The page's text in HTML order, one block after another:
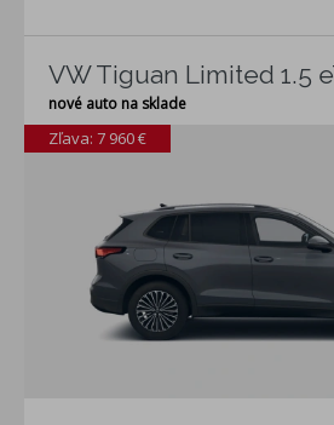
VW Tiguan Limited 1.5
nové auto na sklade
Zľava: 7 960 €